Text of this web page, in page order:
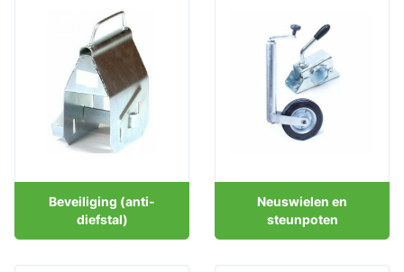
Beveiliging (anti-
diefstal)
Neuswielen en
steunpoten